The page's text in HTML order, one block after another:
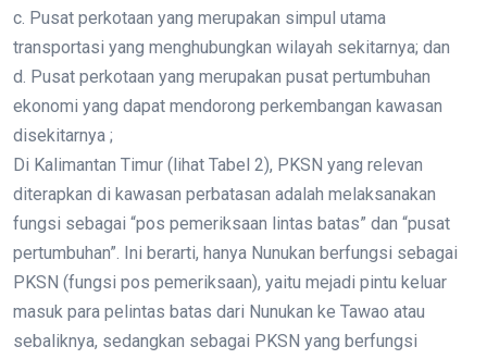
c. Pusat perkotaan yang merupakan simpul utama
transportasi yang menghubungkan wilayah sekitarnya; dan
d. Pusat perkotaan yang merupakan pusat pertumbuhan
ekonomi yang dapat mendorong perkembangan kawasan
disekitarnya ;
Di Kalimantan Timur (lihat Tabel 2), PKSN yang relevan
diterapkan di kawasan perbatasan adalah melaksanakan
fungsi sebagai “pos pemeriksaan lintas batas” dan “pusat
pertumbuhan”. Ini berarti, hanya Nunukan berfungsi sebagai
PKSN (fungsi pos pemeriksaan), yaitu mejadi pintu keluar
masuk para pelintas batas dari Nunukan ke Tawao atau
sebaliknya, sedangkan sebagai PKSN yang berfungsi